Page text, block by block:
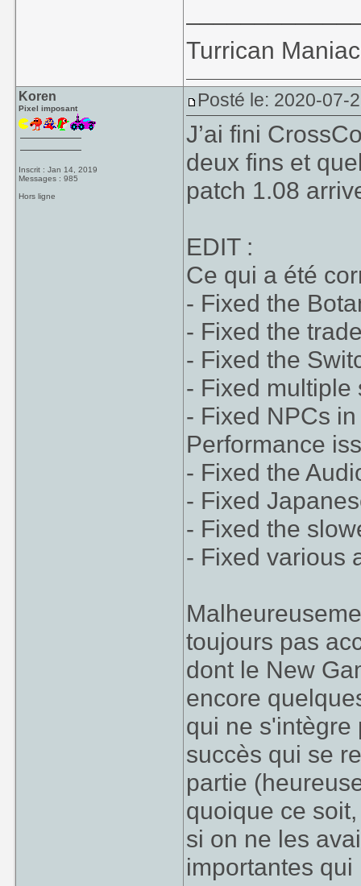
Turrican
Koren
Pixel imposant
Inscrit : Jan 14, 2019
Messages : 985
Hors ligne
Posté le: 2020-07-
J’ai fini
deux fins et
patch 1.08
EDIT :
Ce qui a été
- Fixed the
- Fixed the
- Fixed the
- Fixed multiple
- Fixed NPCs
Performance
- Fixed the
- Fixed
- Fixed the
- Fixed various
toujours pas
dont le New
encore
qui ne s'intègre
succès qui se
partie
quoique ce
si on ne les
importantes